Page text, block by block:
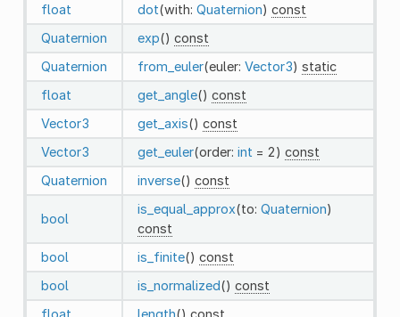
float
dot(with: Quaternion) const
Quaternion
exp() const
Quaternion
from_euler(euler: Vector3) static
float
get_angle() const
Vector3
get_axis() const
Vector3
get_euler(order: int = 2) const
Quaternion
inverse() const
bool
is_equal_approx(to: Quaternion)
const
bool
is_finite() const
bool
is_normalized() const
float
length() const